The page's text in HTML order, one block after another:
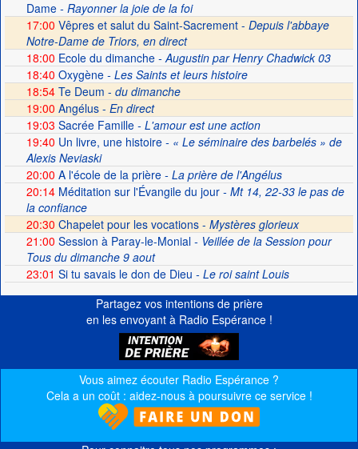
Dame- Rayonner la joie de la foi
17:00 Vêpres et salut du Saint-Sacrement - Depuis l'abbaye
Notre-Dame de Triors, en direct
18:00 Ecole du dimanche- Augustin par Henry Chadwick 03
18:40 Oxygène- Les Saints et leurs histoire
18:54Te Deum - du dimanche
19:00 Angélus - En direct
19:03 Sacrée Famille- L'amour est une action
19:40 Un livre, une histoire- « Le séminaire des barbelés » de
Alexis Neviaski
20:00 A l'école de la prière- La prière de l'Angélus
20:14Méditation sur l'Évangile du jour- Mt 14, 22-33 le pas de
la confiance
20:30 Chapelet pour les vocations - Mystères glorieux
21:00 Session à Paray-le-Monial- Veillée de la Session pour
Tous du dimanche 9 aout
23:01 Si tu savais le don de Dieu - Le roi saint Louis
Partagez vos intentions de prière
en les envoyant à Radio Espérance !
Vous aimez écouter Radio Espérance ?
Cela a un coût : aidez-nous à poursuivre ce service !